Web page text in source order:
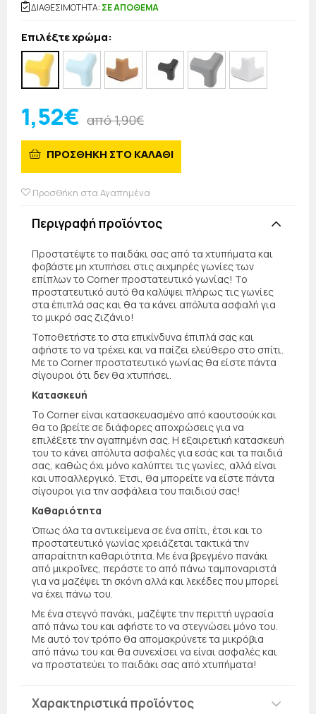
ΔΙΑΘΕΣΙΜΟΤΗΤΑ: ΣΕ ΑΠΟΘΕΜΑ
Επιλέξτε χρώμα:
1,52€ από 1,90€
ΠΡΟΣΘΗΚΗ ΣΤΟ ΚΑΛΑΘΙ
Προσθήκη στα Αγαπημένα
Περιγραφή προϊόντος
Προστατέψτε το παιδάκι σας από τα χτυπήματα και
φοβάστε μη χτυπήσει στις αιχμηρές γωνίες των
επίπλων το Corner προστατευτικό γωνίας! Το
προστατευτικό αυτό θα καλύψει πλήρως τις γωνίες
στα έπιπλά σας και θα τα κάνει απόλυτα ασφαλή για
το μικρό σας ζιζάνιο!
Τοποθετήστε το στα επικίνδυνα έπιπλά σας και
αφήστε το να τρέχει και να παίζει ελεύθερο στο σπίτι.
Με το Corner προστατευτικό γωνίας θα είστε πάντα
σίγουροι ότι δεν θα χτυπήσει.
Κατασκευή
Το Corner είναι κατασκευασμένο από καουτσούκ και
θα το βρείτε σε διάφορες αποχρώσεις για να
επιλέξετε την αγαπημένη σας. Η εξαιρετική κατασκευή
του το κάνει απόλυτα ασφαλές για εσάς και τα παιδιά
σας, καθώς όχι μόνο καλύπτει τις γωνίες, αλλά είναι
και υποαλλεργικό. Έτσι, θα μπορείτε να είστε πάντα
σίγουροι για την ασφάλεια του παιδιού σας!
Καθαριότητα
Όπως όλα τα αντικείμενα σε ένα σπίτι, έτσι και το
προστατευτικό γωνίας χρειάζεται τακτικά την
απαραίτητη καθαριότητα. Με ένα βρεγμένο πανάκι
από μικροΐνες, περάστε το από πάνω ταμποναριστά
για να μαζέψει τη σκόνη αλλά και λεκέδες που μπορεί
να έχει πάνω του.
Με ένα στεγνό πανάκι, μαζέψτε την περιττή υγρασία
από πάνω του και αφήστε το να στεγνώσει μόνο του.
Με αυτό τον τρόπο θα απομακρύνετε τα μικρόβια
από πάνω του και θα συνεχίσει να είναι ασφαλές και
να προστατεύει το παιδάκι σας από χτυπήματα!
Χαρακτηριστικά προϊόντος